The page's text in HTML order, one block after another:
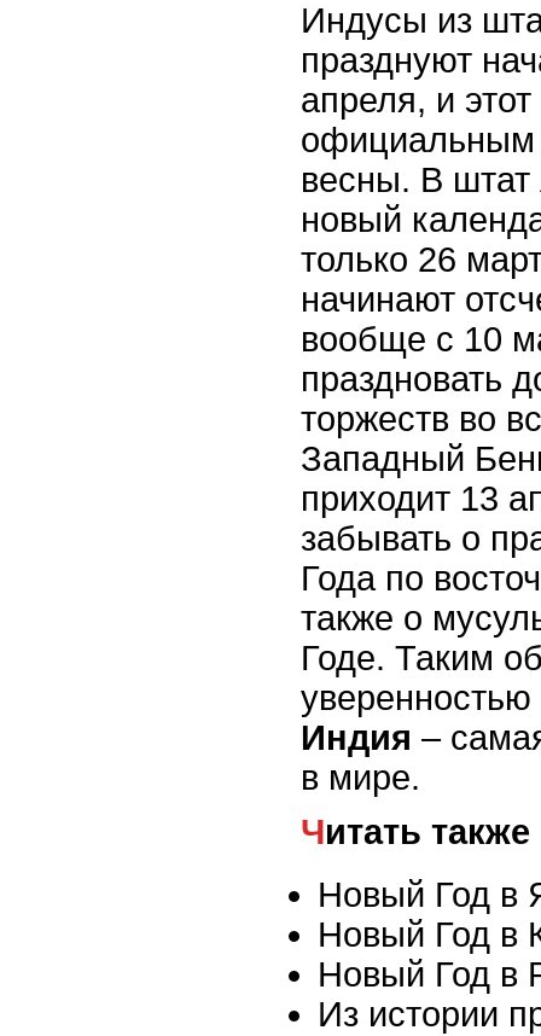
Индусы из
празднуют
апреля, и
официальным
весны. В
новый
только 26
начинают
вообще с 10
праздновать
торжеств во
Западный
приходит 13
забывать о
Года по
также о
Годе. Таким
уверенностью
Индия –
в мире.
Читать также
Новый Год в
Новый Год в
Новый Год в
Из истории